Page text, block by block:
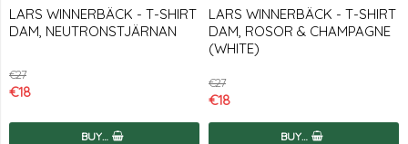
LARS WINNERBÄCK - T-SHIRT
DAM, NEUTRONSTJÄRNAN
€27
€18
BUY…
LARS WINNERBÄCK - T-SHIRT
DAM, ROSOR & CHAMPAGNE
(WHITE)
€27
€18
BUY…